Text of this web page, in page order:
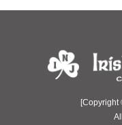
[Copyright